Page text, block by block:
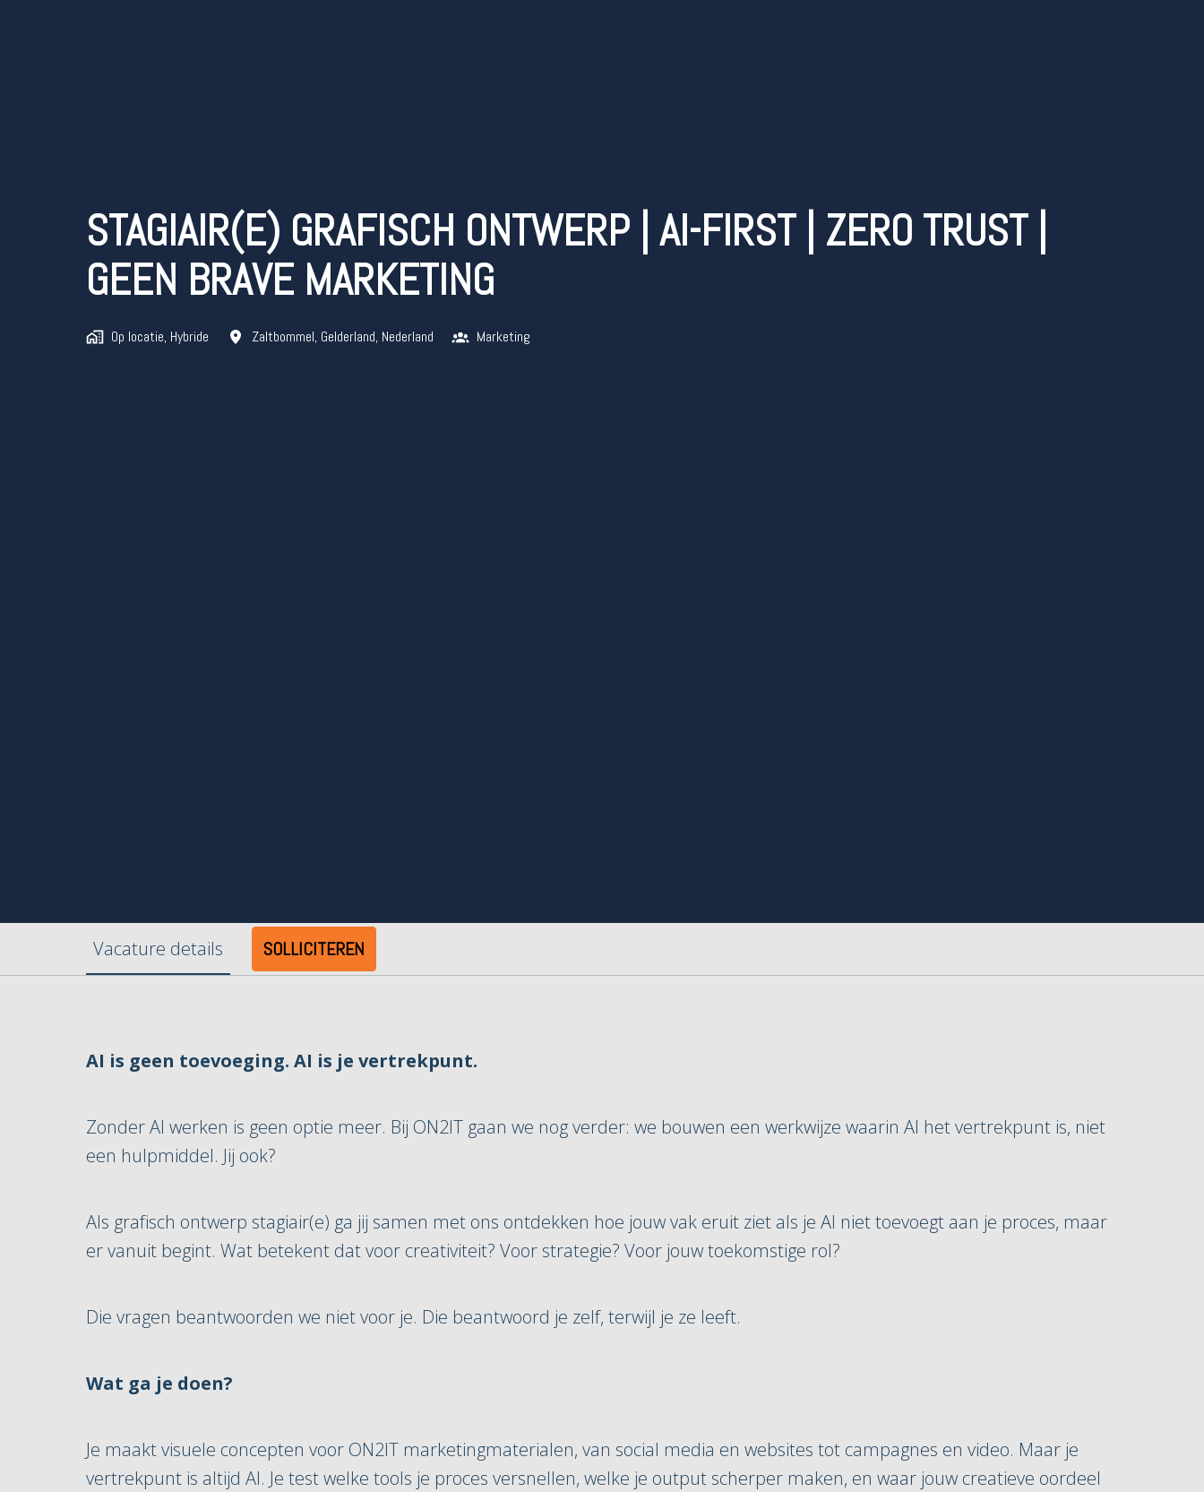
STAGIAIR(E) GRAFISCH ONTWERP | AI-FIRST | ZERO TRUST |
GEEN BRAVE MARKETING
Op locatie, Hybride Zaltbommel, Gelderland, Nederland Marketing
Vacature details SOLLICITEREN
AI is geen toevoeging. AI is je vertrekpunt.
Zonder AI werken is geen optie meer. Bij ON2IT gaan we nog verder: we bouwen een werkwijze waarin AI het vertrekpunt is, niet
een hulpmiddel. Jij ook?
Als grafisch ontwerp stagiair(e) ga jij samen met ons ontdekken hoe jouw vak eruit ziet als je AI niet toevoegt aan je proces, maar
er vanuit begint. Wat betekent dat voor creativiteit? Voor strategie? Voor jouw toekomstige rol?
Die vragen beantwoorden we niet voor je. Die beantwoord je zelf, terwijl je ze leeft.
Wat ga je doen?
Je maakt visuele concepten voor ON2IT marketingmaterialen, van social media en websites tot campagnes en video. Maar je
vertrekpunt is altijd AI. Je test welke tools je proces versnellen, welke je output scherper maken, en waar jouw creatieve oordeel